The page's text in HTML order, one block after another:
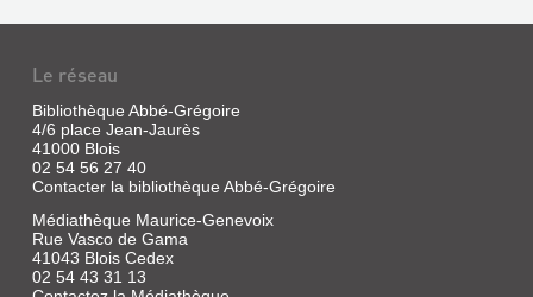
SOEUR
ET
SERVANTE
:
MARIE-
VIRGINIE
VASLIN,
FONDATR...
LE
DIOCÈSE
DE
BLOIS
Livre
|
Le réseau
Bibliothèque Abbé-Grégoire
4/6 place Jean-Jaurès
41000 Blois
02 54 56 27 40
Contacter la bibliothèque Abbé-Grégoire
Médiathèque Maurice-Genevoix
Rue Vasco de Gama
41043 Blois Cedex
02 54 43 31 13